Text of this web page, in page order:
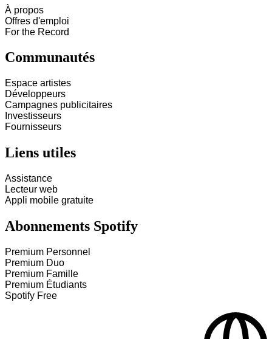
À propos
Offres d'emploi
For the Record
Communautés
Espace artistes
Développeurs
Campagnes publicitaires
Investisseurs
Fournisseurs
Liens utiles
Assistance
Lecteur web
Appli mobile gratuite
Abonnements Spotify
Premium Personnel
Premium Duo
Premium Famille
Premium Étudiants
Spotify Free